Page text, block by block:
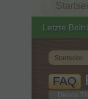
Startseite
FAQ
Dieses
Letzte